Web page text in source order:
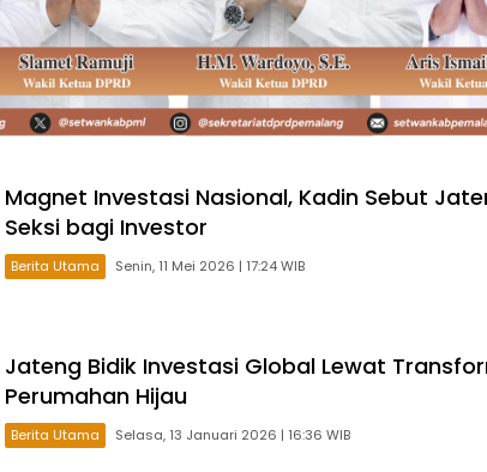
Magnet Investasi Nasional, Kadin Sebut
Seksi bagi Investor
Berita Utama Senin, 11 Mei 2026 | 17:24 WIB
Jateng Bidik Investasi Global Lewat
Perumahan Hijau
Berita Utama Selasa, 13 Januari 2026 | 16:36 WIB